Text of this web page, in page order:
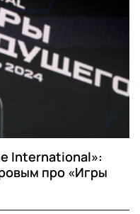
International»:
про «Игры